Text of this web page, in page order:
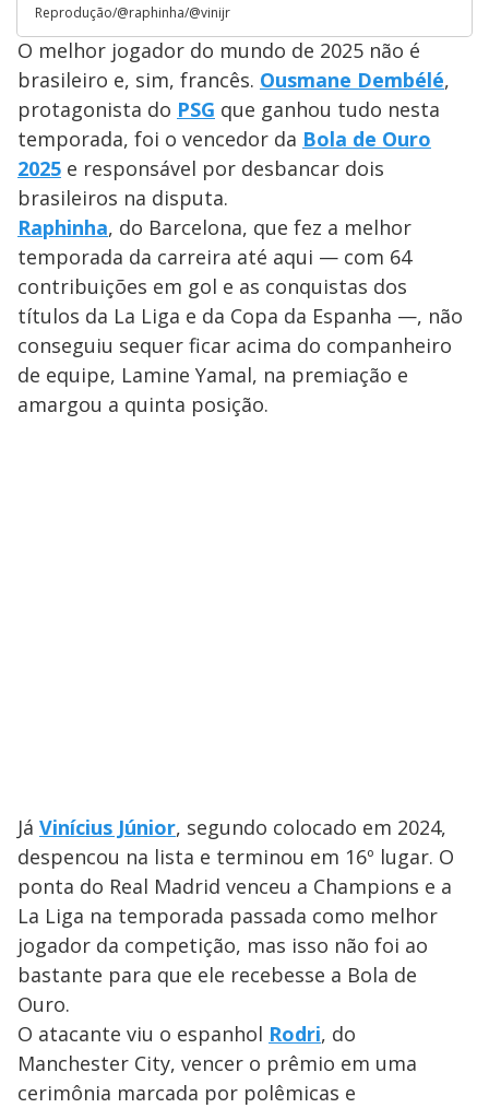
Reprodução/@raphinha/@vinijr
O melhor jogador do mundo de 2025 não é
brasileiro e, sim, francês. Ousmane Dembélé,
protagonista do PSG que ganhou tudo nesta
temporada, foi o vencedor da Bola de Ouro
2025 e responsável por desbancar dois
brasileiros na disputa.
Raphinha, do Barcelona, que fez a melhor
temporada da carreira até aqui — com 64
contribuições em gol e as conquistas dos
títulos da La Liga e da Copa da Espanha —, não
conseguiu sequer ficar acima do companheiro
de equipe, Lamine Yamal, na premiação e
amargou a quinta posição.
Já Vinícius Júnior, segundo colocado em 2024,
despencou na lista e terminou em 16º lugar. O
ponta do Real Madrid venceu a Champions e a
La Liga na temporada passada como melhor
jogador da competição, mas isso não foi ao
bastante para que ele recebesse a Bola de
Ouro.
O atacante viu o espanhol Rodri, do
Manchester City, vencer o prêmio em uma
cerimônia marcada por polêmicas e